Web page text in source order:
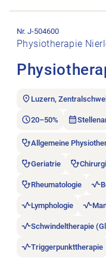
Physiotherapie
Nr. J-504600
Luzern,
20–50%
Allgemeine
Geriatrie
Rheumatologie
Lymphologie
Schwindeltherapie
Triggerpunkttherapie